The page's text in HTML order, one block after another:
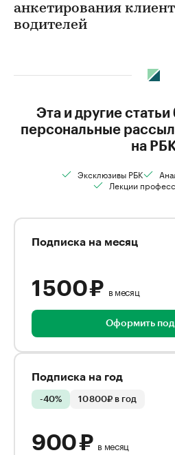
анкетирования
водителей
Эта и другие
персональные
на
Эксклюзивы РБК
Лекции
Подписка на месяц
1 500 ₽ в месяц
Оформить
Подписка на год
-40% 10 800₽ в год
900 ₽ в месяц